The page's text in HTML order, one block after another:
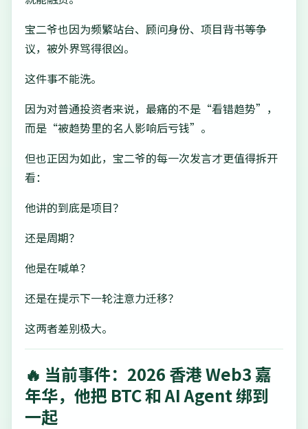
宝二爷也因为频繁站台、顾问身份、项目背书等争
议，被外界骂得很凶。
这件事不能洗。
因为对普通投资者来说，最痛的不是“看错趋势”，
而是“被趋势里的名人影响后亏钱”。
但也正因为如此，宝二爷的每一次发言才更值得拆开
看：
他讲的到底是项目？
还是周期？
他是在喊单？
还是在提示下一轮注意力迁移？
这两者差别极大。
🔥 当前事件：2026 香港 Web3 嘉
年华，他把 BTC 和 AI Agent 绑到
一起